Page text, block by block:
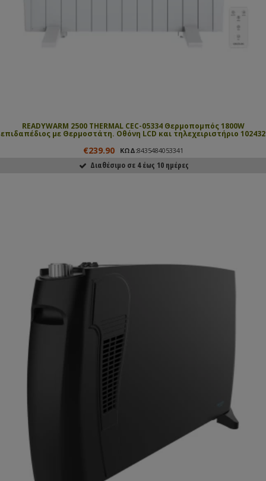
READYWARM 2500 THERMAL CEC-05334 Θερμοπομπός 1800W
επιδαπέδιος με Θερμοστάτη. Οθόνη LCD και τηλεχειριστήριο 102432
€239.90 ΚΩΔ:8435484053341
Διαθέσιμο σε 4 έως 10 ημέρες